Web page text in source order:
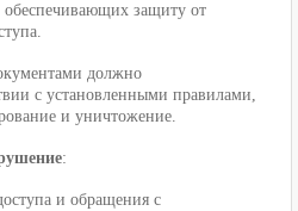
защиту от
должно
с установленными правилами,
и уничтожение.
:
и обращения с